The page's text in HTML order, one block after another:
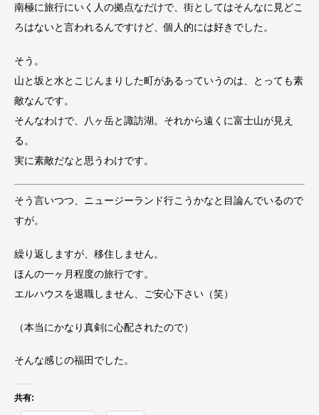
南極に旅行にいく人の拠点なだけで、街としてはそんなに見どこ
ろはないと言われるんですけど、個人的には好きでした。
そう。
山と坂と水とこじんまりした町があるっていうのは、とっても素
敵なんです。
そんなわけで、八ヶ岳と諏訪湖。それから遠くに富士山が見え
る。
実に素敵だなと思うわけです。
そう言いつつ、ニュージーランド行こうかなと目論んでいるので
すが。
繰り返しますが、移住しません。
ほんの一ヶ月程度の旅行です。
エルハウスを退職しません、ご安心下さい（笑）
（本当にかなり真剣に心配されたので）
そんな感じの福田でした。
共有: